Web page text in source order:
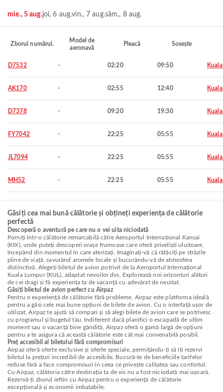
mie., 5 aug.joi, 6 aug.vin., 7 aug.sâm., 8 aug.
Zborul numărul.
Model de
aeronavă
Pleacă Sosește
D7532 - 02:20 09:50
AK170 - 02:55 12:40
D7378 - 09:20 19:30
FY7042 - 22:25 05:55
JL7094 - 22:25 05:55
MH52 - 22:25 05:55
Găsiți cea mai bună călătorie și obțineți experiența de călătorie
perfectă
Descoperă o aventură pe care nu o vei uita niciodată
Porniți într-o călătorie remarcabilă către Aeroportul Internațional Kansai
(KIX), unde puteți descoperi orașe frumoase care oferă priveliști uluitoare,
începând din momentul în care aterizați. Imaginați-vă că rătăciți pe străzile
pline de viață, savurând aromele locale și bucurându-vă de atmosfera
distinctivă. Alegeți biletul de avion potrivit de la Aeroportul Internațional
Kuala Lumpur (KUL), adaptat nevoilor dvs. Explorează noi orizonturi alături
de cei dragi și fă experiența ta de vacanță cu adevărat de neuitat.
Găsiți biletul de avion perfect cu Airpaz
Pentru o experiență de călătorie fără probleme, Airpaz este platforma ideală
pentru a găsi cele mai bune opțiuni de bilete de avion. Cu o interfață ușor de
utilizat, Airpaz te ajută să compari și să alegi bilete de avion care se potrivesc
cu programul și bugetul tău. Indiferent dacă planifici o escapadă de ultim
moment sau o vacanță bine gândită, Airpaz oferă o gamă largă de opțiuni
pentru a te asigura că această călătorie este cât mai convenabilă posibil.
Preț accesibil al biletului fără compromisuri
Airpaz oferă oferte exclusive și oferte speciale, permițându-ți să îți rezervi
biletul la prețuri incredibil de accesibile. Bucură-te de beneficiile tarifelor
reduse fără a face compromisuri în ceea ce privește calitatea sau confortul.
Cu Airpaz, călătoria către destinația ta de vis nu a fost niciodată mai ușoară.
Rezervă-ți zborul ieftin cu Airpaz pentru o experiență de călătorie
excepțională și economii imbatabile.